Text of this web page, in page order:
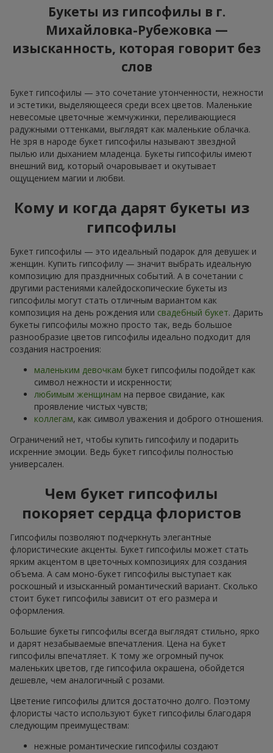
Букеты из гипсофилы в г.
Михайловка-Рубежовка —
изысканность, которая говорит без
слов
Букет гипсофилы — это сочетание утонченности, нежности
и эстетики, выделяющееся среди всех цветов. Маленькие
невесомые цветочные жемчужинки, переливающиеся
радужными оттенками, выглядят как маленькие облачка.
Не зря в народе букет гипсофилы называют звездной
пылью или дыханием младенца. Букеты гипсофилы имеют
внешний вид, который очаровывает и окутывает
ощущением магии и любви.
Кому и когда дарят букеты из
гипсофилы
Букет гипсофилы — это идеальный подарок для девушек и
женщин. Купить гипсофилу — значит выбрать идеальную
композицию для праздничных событий. А в сочетании с
другими растениями калейдоскопические букеты из
гипсофилы могут стать отличным вариантом как
композиция на день рождения или свадебный букет. Дарить
букеты гипсофилы можно просто так, ведь большое
разнообразие цветов гипсофилы идеально подходит для
создания настроения:
маленьким девочкам букет гипсофилы подойдет как
символ нежности и искренности;
любимым женщинам на первое свидание, как
проявление чистых чувств;
коллегам, как символ уважения и доброго отношения.
Ограничений нет, чтобы купить гипсофилу и подарить
искренние эмоции. Ведь букет гипсофилы полностью
универсален.
Чем букет гипсофилы
покоряет сердца флористов
Гипсофилы позволяют подчеркнуть элегантные
флористические акценты. Букет гипсофилы может стать
ярким акцентом в цветочных композициях для создания
объема. А сам моно-букет гипсофилы выступает как
роскошный и изысканный романтический вариант. Сколько
стоит букет гипсофилы зависит от его размера и
оформления.
Большие букеты гипсофилы всегда выглядят стильно, ярко
и дарят незабываемые впечатления. Цена на букет
гипсофилы впечатляет. К тому же огромный пучок
маленьких цветов, где гипсофила окрашена, обойдется
дешевле, чем аналогичный с розами.
Цветение гипсофилы длится достаточно долго. Поэтому
флористы часто используют букет гипсофилы благодаря
следующим преимуществам:
нежные романтические гипсофилы создают